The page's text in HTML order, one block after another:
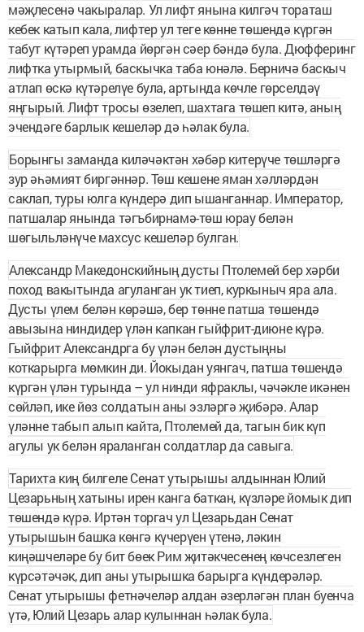
мәҗлесенә чакыралар. Ул лифт янына килгәч тораташ
кебек катып кала, лифтер ул теге көнне төшендә күргән
табут күтәреп урамда йөргән сәер бәндә була. Дюфферинг
лифтка утырмый, баскычка таба юнәлә. Берничә баскыч
атлап өскә күтәрелүе була, артында көчле гөрселдәү
яңгырый. Лифт тросы өзелеп, шахтага төшеп китә, аның
эчендәге барлык кешеләр дә һәлак була.
Борынгы заманда киләчәктән хәбәр китерүче төшләргә
зур әһәмият биргәннәр. Төш кешене яман хәлләрдән
саклап, туры юлга күндерә дип ышанганнар. Император,
патшалар янында тәгъбирнамә-төш юрау белән
шөгыльләнүче махсус кешеләр бул­ган.
Александр Македонскийның дусты Птолемей бер хәрби
поход вакытында агуланган ук тиеп, куркыныч яра ала.
Дусты үлем белән көрәшә, бер төнне патша төшендә
авызына ниндидер үлән капкан гыйфрит-диюне күрә.
Гыйфрит Александрга бу үлән белән дустыңны
коткарырга мөмкин ди. Йокыдан уянгач, патша төшендә
күргән үлән турында – ул нинди яфраклы, чәчәкле икәнен
сөйләп, ике йөз солдатын аны эзләргә җибәрә. Алар
үләнне табып алып кайта, Птолемей да, тагын бик күп
агулы ук белән яраланган солдатлар да савыга.
Тарихта киң билгеле Сенат утырышы алдыннан Юлий
Цезарьның хатыны ирен канга баткан, күзләре йомык дип
төшендә күрә. Иртән торгач ул Цезарьдан Сенат
утырышын башка көнгә күчерүен үтенә, ләкин
киңәшчеләре бу бит бөек Рим җитәкчесенең көчсезлеген
күрсәтәчәк, дип аны утырышка барырга күндерәләр.
Сенат утырышы фетнәчеләр алдан әзерләгән план буенча
үтә, Юлий Цезарь алар кулыннан һәлак була.